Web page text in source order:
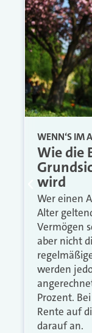
WENN‘S IM
Wie die
wird
Wer einen
Alter
Vermögen
aber nicht
werden
Prozent.
Rente auf
darauf an.